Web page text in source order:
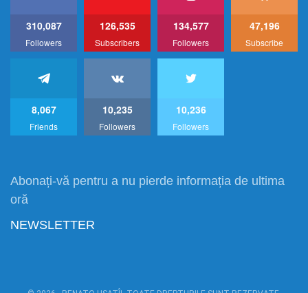
310,087
Followers
126,535
Subscribers
134,577
Followers
47,196
Subscribe
8,067
Friends
10,235
Followers
10,236
Followers
Abonați-vă pentru a nu pierde informația de ultima
oră
NEWSLETTER